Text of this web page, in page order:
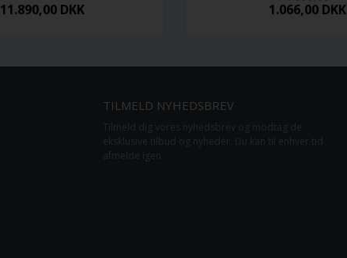
11.890,00 DKK 1.066,00 DKK
TILMELD NYHEDSBREV